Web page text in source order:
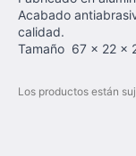
Acabado
calidad.
Tamaño 67 x 22 x
Los productos están